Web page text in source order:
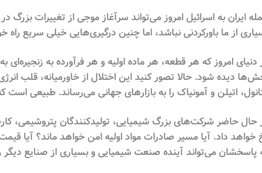
ایران به اسرائیل امروز می‌تواند سرآغاز موجی از تغییرات
از ما باورکردنی نباشد، اما چنین درگیری‌هایی خیلی سریع راه
دنیای امروز که هر قطعه، هر ماده اولیه و هر فرآورده به
دیده شود. حالا تصور کنید این اختلال از خاورمیانه، قلب
اتیلن و آمونیاک را به بازارهای جهانی می‌رساند. طبیعی است
حال حاضر شرکت‌های بزرگ شیمیایی، تولیدکنندگان پتروشیمی،
خواهد داد. آیا مسیر صادرات مواد اولیه امن خواهد ماند؟ آیا
پاسخشان می‌تواند آینده صنعت شیمیایی و بسیاری از صنایع دیگر